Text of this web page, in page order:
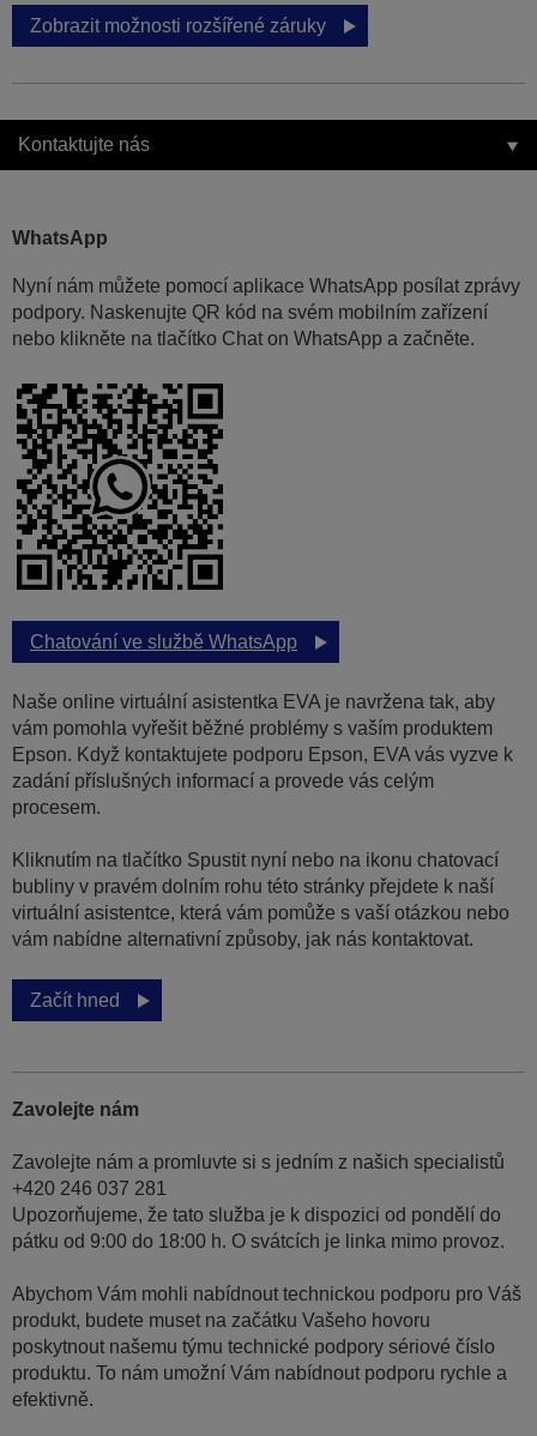
Zobrazit možnosti rozšířené záruky
Kontaktujte nás
WhatsApp
Nyní nám můžete pomocí aplikace WhatsApp posílat zprávy
podpory. Naskenujte QR kód na svém mobilním zařízení
nebo klikněte na tlačítko Chat on WhatsApp a začněte.
Chatování ve službě WhatsApp
Naše online virtuální asistentka EVA je navržena tak, aby
vám pomohla vyřešit běžné problémy s vaším produktem
Epson. Když kontaktujete podporu Epson, EVA vás vyzve k
zadání příslušných informací a provede vás celým
procesem.
Kliknutím na tlačítko Spustit nyní nebo na ikonu chatovací
bubliny v pravém dolním rohu této stránky přejdete k naší
virtuální asistentce, která vám pomůže s vaší otázkou nebo
vám nabídne alternativní způsoby, jak nás kontaktovat.
Začít hned
Zavolejte nám
Zavolejte nám a promluvte si s jedním z našich specialistů
+420 246 037 281
Upozorňujeme, že tato služba je k dispozici od pondělí do
pátku od 9:00 do 18:00 h. O svátcích je linka mimo provoz.
Abychom Vám mohli nabídnout technickou podporu pro Váš
produkt, budete muset na začátku Vašeho hovoru
poskytnout našemu týmu technické podpory sériové číslo
produktu. To nám umožní Vám nabídnout podporu rychle a
efektivně.